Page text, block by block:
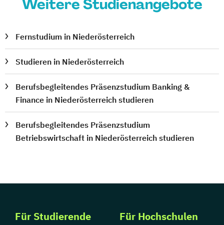
Weitere Studienangebote
Fernstudium in Niederösterreich
Studieren in Niederösterreich
Berufsbegleitendes Präsenzstudium Banking &
Finance in Niederösterreich studieren
Berufsbegleitendes Präsenzstudium
Betriebswirtschaft in Niederösterreich studieren
Für Studierende Für Hochschulen